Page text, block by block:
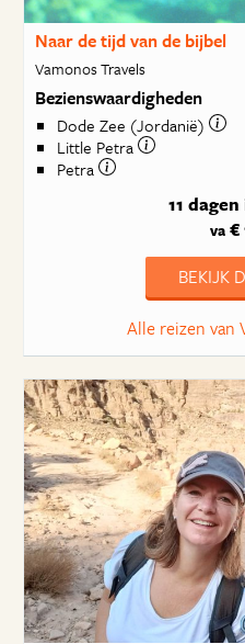
Naar de tijd van de bijbel
Vamonos Travels
Bezienswaardigheden
Dode Zee (Jordanië)
Little Petra
Petra
11 dagen
va€
BEKIJK
Alle reizen van